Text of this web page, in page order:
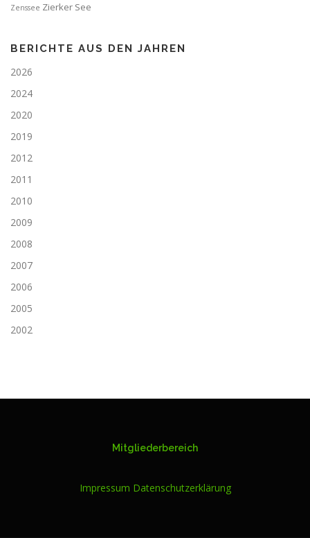
Zenssee Zierker See
BERICHTE AUS DEN JAHREN
2026
2024
2020
2019
2012
2011
2010
2009
2008
2007
2006
2005
2002
Mitgliederbereich
Impressum Datenschutzerklärung